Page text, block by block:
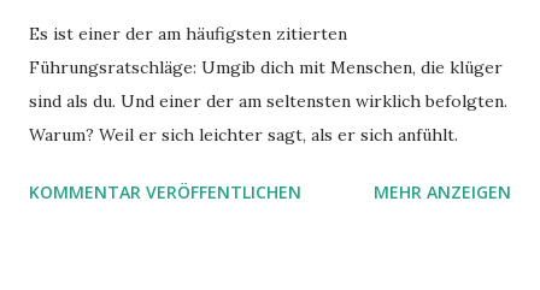
Es ist einer der am häufigsten zitierten
Führungsratschläge: Umgib dich mit Menschen, die klüger
sind als du. Und einer der am seltensten wirklich befolgten.
Warum? Weil er sich leichter sagt, als er sich anfühlt.
KOMMENTAR VERÖFFENTLICHEN MEHR ANZEIGEN